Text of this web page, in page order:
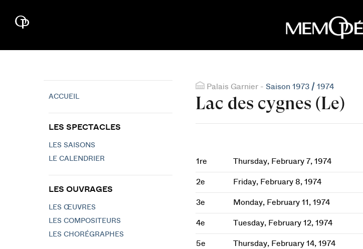
Palais Garnier - Saison 1973 / 1974
Lac des cygnes (Le)
1re Thursday, February 7, 1974
2e Friday, February 8, 1974
3e Monday, February 11, 1974
4e Tuesday, February 12, 1974
5e Thursday, February 14, 1974
ACCUEIL
LES SPECTACLES
LES SAISONS
LE CALENDRIER
LES OUVRAGES
LES ŒUVRES
LES COMPOSITEURS
LES CHORÉGRAPHES